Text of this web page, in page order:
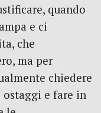
quando
e ci
che
ma per
chiedere
e fare in